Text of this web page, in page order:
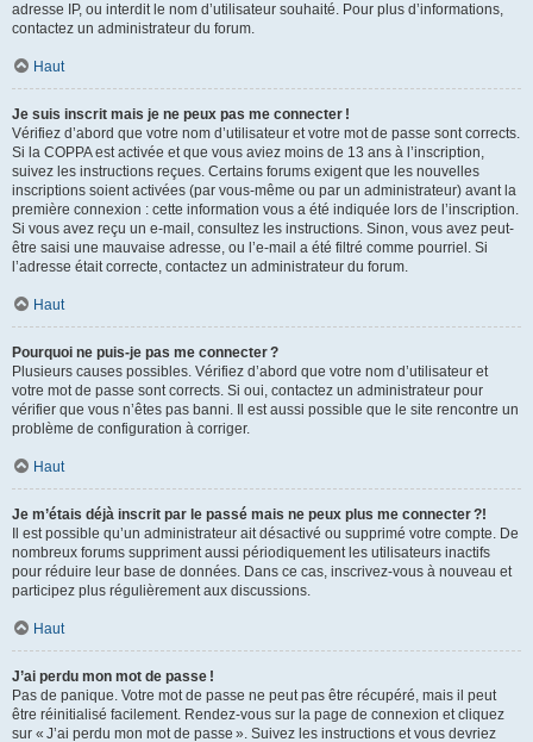
adresse IP, ou interdit le nom d’utilisateur souhaité. Pour plus d’informations,
contactez un administrateur du forum.
Haut
Je suis inscrit mais je ne peux pas me connecter !
Vérifiez d’abord que votre nom d’utilisateur et votre mot de passe sont corrects.
Si la COPPA est activée et que vous aviez moins de 13 ans à l’inscription,
suivez les instructions reçues. Certains forums exigent que les nouvelles
inscriptions soient activées (par vous-même ou par un administrateur) avant la
première connexion : cette information vous a été indiquée lors de l’inscription.
Si vous avez reçu un e-mail, consultez les instructions. Sinon, vous avez peut-
être saisi une mauvaise adresse, ou l’e-mail a été filtré comme pourriel. Si
l’adresse était correcte, contactez un administrateur du forum.
Haut
Pourquoi ne puis-je pas me connecter ?
Plusieurs causes possibles. Vérifiez d’abord que votre nom d’utilisateur et
votre mot de passe sont corrects. Si oui, contactez un administrateur pour
vérifier que vous n’êtes pas banni. Il est aussi possible que le site rencontre un
problème de configuration à corriger.
Haut
Je m’étais déjà inscrit par le passé mais ne peux plus me connecter ?!
Il est possible qu’un administrateur ait désactivé ou supprimé votre compte. De
nombreux forums suppriment aussi périodiquement les utilisateurs inactifs
pour réduire leur base de données. Dans ce cas, inscrivez-vous à nouveau et
participez plus régulièrement aux discussions.
Haut
J’ai perdu mon mot de passe !
Pas de panique. Votre mot de passe ne peut pas être récupéré, mais il peut
être réinitialisé facilement. Rendez-vous sur la page de connexion et cliquez
sur « J’ai perdu mon mot de passe ». Suivez les instructions et vous devriez